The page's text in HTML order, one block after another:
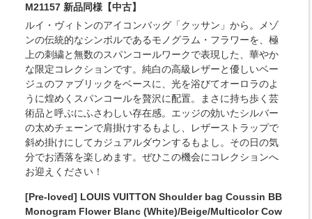
M21157 新品同様【中古】
ルイ・ヴィトンのアイコンバッグ「クッサン」から。メゾ
ンの伝統的なシンボルであるモノグラム・フラワーを、極
上の刺繍と無数のスパンコールワークで表現した、華やか
な限定コレクションです。純白の高級レザーと優しいベー
ジュのファブリックをベースに、光を浴びてオーロラのよ
うに煌めくスパンコールを贅沢に配置。まさに持ち歩く芸
術品と呼ぶにふさわしい存在感。エッジの効いたシルバー
の太めチェーンで肩掛けするもよし、レザーストラップで
斜め掛けにしてカジュアルダウンするもよし。その日の気
分でお洒落を楽しめます。ぜひこの機会にコレクションへ
お迎えください！
[Pre-loved] LOUIS VUITTON Shoulder bag Coussin BB
Monogram Flower Blanc (White)/Beige/Multicolor Cow